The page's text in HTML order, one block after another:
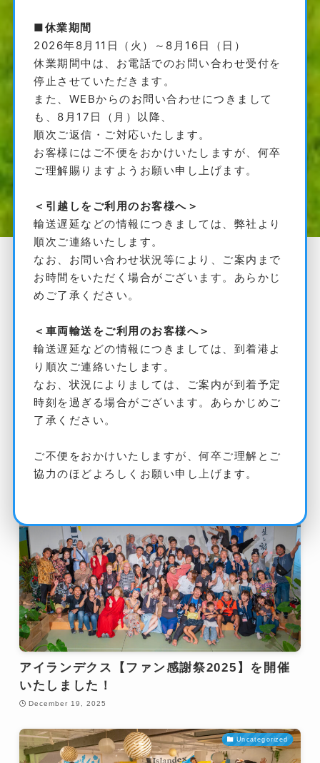
参加してきました
February 6, 2026
アイランデクス【ファン感謝祭2025】を開催
いたしました！
December 19, 2025
Uncategorized
■休業期間
2026年8月11日（火）～8月16日（日）
休業期間中は、お電話でのお問い合わせ受付を
停止させていただきます。
また、WEBからのお問い合わせにつきまして
も、8月17日（月）以降、
順次ご返信・ご対応いたします。
お客様にはご不便をおかけいたしますが、何卒
ご理解賜りますようお願い申し上げます。
＜引越しをご利用のお客様へ＞
輸送遅延などの情報につきましては、弊社より
順次ご連絡いたします。
なお、お問い合わせ状況等により、ご案内まで
お時間をいただく場合がございます。あらかじ
めご了承ください。
＜車両輸送をご利用のお客様へ＞
輸送遅延などの情報につきましては、到着港よ
り順次ご連絡いたします。
なお、状況によりましては、ご案内が到着予定
時刻を過ぎる場合がございます。あらかじめご
了承ください。
ご不便をおかけいたしますが、何卒ご理解とご
協力のほどよろしくお願い申し上げます。